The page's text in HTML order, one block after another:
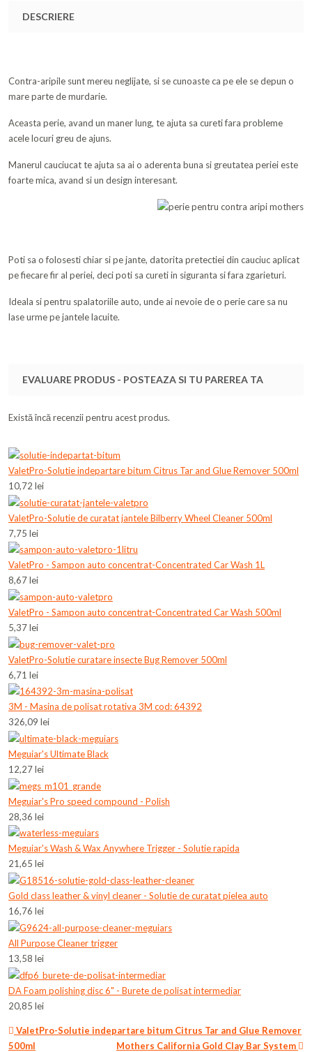
DESCRIERE
Contra-aripile sunt mereu neglijate, si se cunoaste ca pe ele se depun o
mare parte de murdarie.
Aceasta perie, avand un maner lung, te ajuta sa cureti fara probleme
acele locuri greu de ajuns.
Manerul cauciucat te ajuta sa ai o aderenta buna si greutatea periei este
foarte mica, avand si un design interesant.
Poti sa o folosesti chiar si pe jante, datorita pretectiei din cauciuc aplicat
pe fiecare fir al periei, deci poti sa cureti in siguranta si fara zgarieturi.
Ideala si pentru spalatoriile auto, unde ai nevoie de o perie care sa nu
lase urme pe jantele lacuite.
EVALUARE PRODUS - POSTEAZA SI TU PAREREA TA
Există încă recenzii pentru acest produs.
ValetPro-Solutie indepartare bitum Citrus Tar and Glue Remover 500ml
10,72 lei
ValetPro-Solutie de curatat jantele Bilberry Wheel Cleaner 500ml
7,75 lei
ValetPro - Sampon auto concentrat-Concentrated Car Wash 1L
8,67 lei
ValetPro - Sampon auto concentrat-Concentrated Car Wash 500ml
5,37 lei
ValetPro-Solutie curatare insecte Bug Remover 500ml
6,71 lei
3M - Masina de polisat rotativa 3M cod: 64392
326,09 lei
Meguiar's Ultimate Black
12,27 lei
Meguiar's Pro speed compound - Polish
28,36 lei
Meguiar's Wash & Wax Anywhere Trigger - Solutie rapida
21,65 lei
Gold class leather & vinyl cleaner - Solutie de curatat pielea auto
16,76 lei
All Purpose Cleaner trigger
13,58 lei
DA Foam polishing disc 6" - Burete de polisat intermediar
20,85 lei
ValetPro-Solutie indepartare bitum Citrus Tar and Glue Remover
500ml
Mothers California Gold Clay Bar System